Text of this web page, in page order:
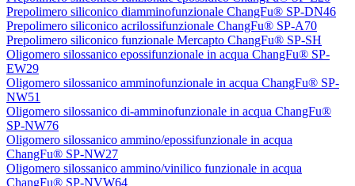
Prepolimero siliconico diamminofunzionale ChangFu® SP-DN46
Prepolimero siliconico acrilossifunzionale ChangFu® SP-A70
Prepolimero siliconico funzionale Mercapto ChangFu® SP-SH
Oligomero silossanico epossifunzionale in acqua ChangFu® SP-
EW29
Oligomero silossanico amminofunzionale in acqua ChangFu® SP-
NW51
Oligomero silossanico di-amminofunzionale in acqua ChangFu®
SP-NW76
Oligomero silossanico ammino/epossifunzionale in acqua
ChangFu® SP-NW27
Oligomero silossanico ammino/vinilico funzionale in acqua
ChangFu® SP-NVW64